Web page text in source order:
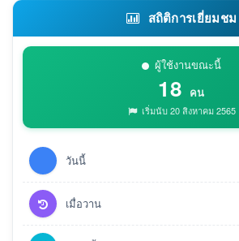
สถิติการเยี่ยมชม
ผู้ใช้งานขณะนี้
18 คน
เริ่มนับ 20 สิงหาคม 2565
วันนี้
เมื่อวาน